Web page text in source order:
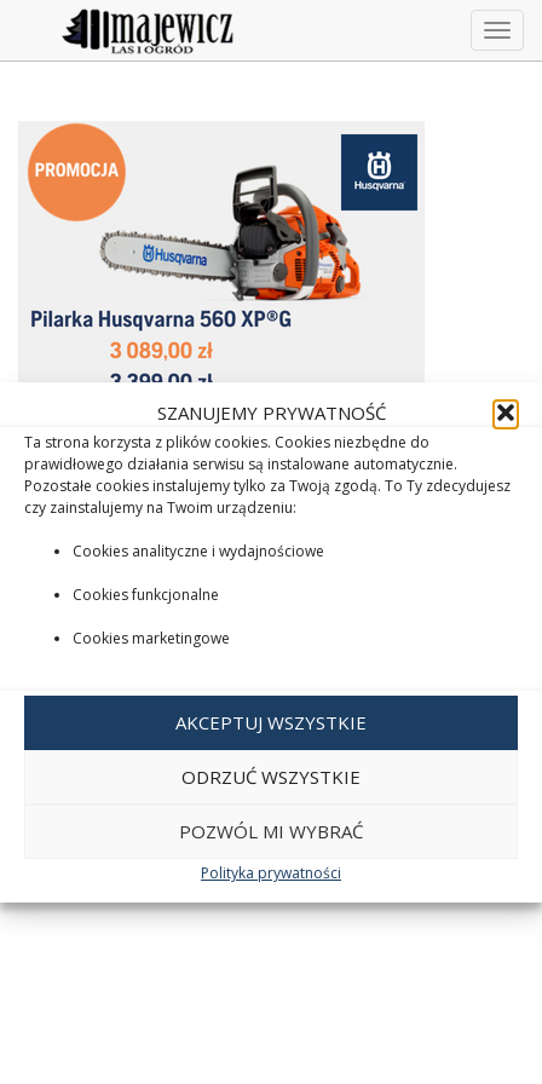
SZANUJEMY PRYWATNOŚĆ
Ta strona korzysta z plików cookies. Cookies niezbędne do
prawidłowego działania serwisu są instalowane automatycznie.
Pozostałe cookies instalujemy tylko za Twoją zgodą. To Ty zdecydujesz
czy zainstalujemy na Twoim urządzeniu:
Cookies analityczne i wydajnościowe
Cookies funkcjonalne
Cookies marketingowe
AKCEPTUJ WSZYSTKIE
ODRZUĆ WSZYSTKIE
POZWÓL MI WYBRAĆ
Polityka prywatności